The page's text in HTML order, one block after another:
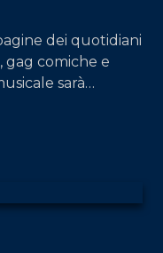
dei quotidiani
gag comiche e
sarà